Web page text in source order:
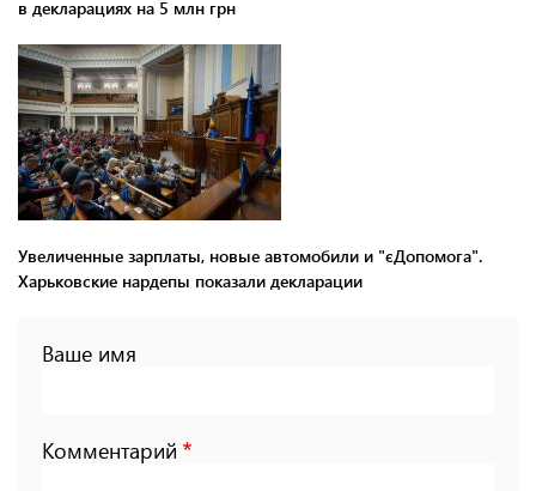
в декларациях на 5 млн грн
Увеличенные зарплаты, новые автомобили и "єДопомога".
Харьковские нардепы показали декларации
Ваше имя
Комментарий